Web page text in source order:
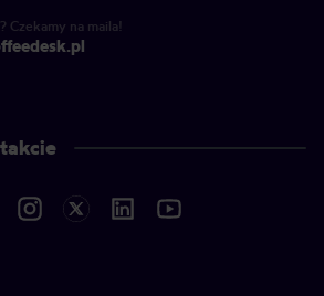
Czekamy na maila!